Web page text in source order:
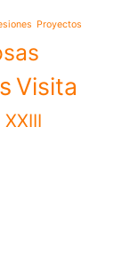
Proyectos
Visita
XXIII